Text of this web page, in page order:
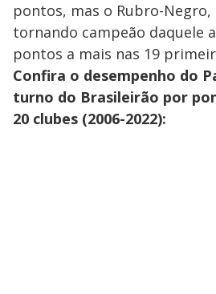
pontos, mas o Rubro-Negro,
tornando campeão daquele
pontos a mais nas 19
Confira o desempenho do
turno do Brasileirão por
20 clubes (2006-2022):